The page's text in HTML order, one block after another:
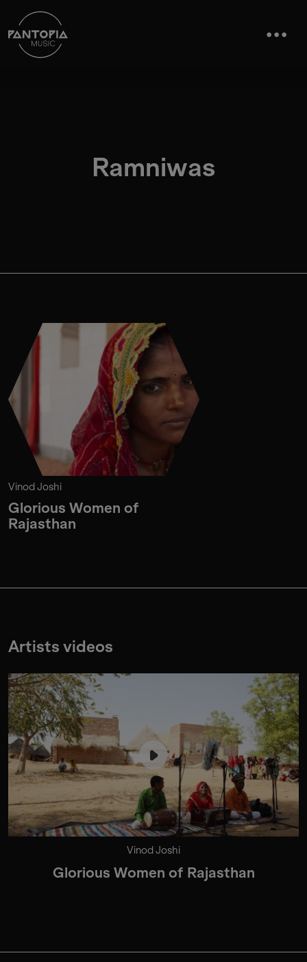
Ramniwas
Vinod Joshi
Glorious Women of
Rajasthan
Artists videos
Vinod Joshi
Glorious Women of Rajasthan